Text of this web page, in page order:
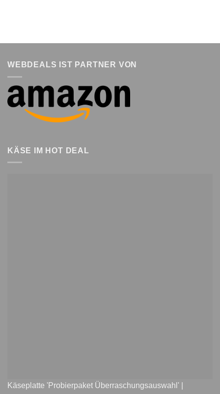
WEBDEALS IST PARTNER VON
KÄSE IM HOT DEAL
Käseplatte 'Probierpaket Überraschungsauswahl' |